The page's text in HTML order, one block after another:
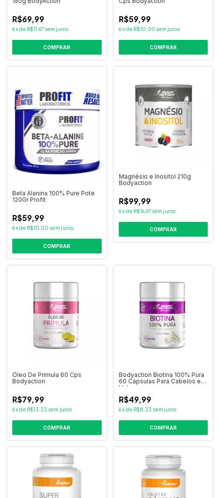
R$69,99
6xde R$11,67 sem juros
R$59,99
6 xde R$10,00 sem juros
Beta Alanina 100% Pure Pote
120Gr Profit
R$59,99
6xde R$10,00 sem juros
Magnésio e Inositol 210g
Bodyaction
R$99,99
6 xde R$16,67 sem juros
COMPRAR
Óleo De Primula 60 Cps
Bodyaction
R$79,99
6xde R$13,33 sem juros
Bodyaction Biotina 100% Pura
60 Cápsulas Para Cabelos e
Unhas
R$49,99
6 xde R$8,33 sem juros
COMPRAR